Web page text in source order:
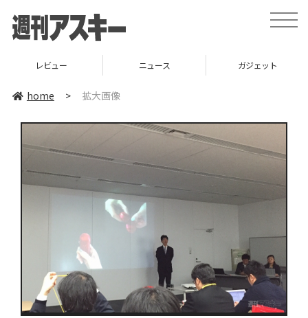
toggle
レビュー ニュース ガジェット
home > 拡大画像